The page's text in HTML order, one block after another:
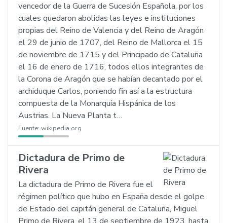
vencedor de la Guerra de Sucesión Española, por los
cuales quedaron abolidas las leyes e instituciones
propias del Reino de Valencia y del Reino de Aragón
el 29 de junio de 1707, del Reino de Mallorca el 15
de noviembre de 1715 y del Principado de Cataluña
el 16 de enero de 1716, todos ellos integrantes de
la Corona de Aragón que se habían decantado por el
archiduque Carlos, poniendo fin así a la estructura
compuesta de la Monarquía Hispánica de los
Austrias. La Nueva Planta t…
Fuente: wikipedia.org
Dictadura de Primo de
Rivera
La dictadura de Primo de Rivera fue el
régimen político que hubo en España desde el golpe
de Estado del capitán general de Cataluña, Miguel